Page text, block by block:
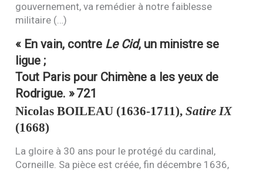
gouvernement, va remédier à notre faiblesse
militaire (…)
« En vain, contre Le Cid, un ministre se
ligue ;
Tout Paris pour Chimène a les yeux de
Rodrigue. »721
NicolasBOILEAU (1636-1711),Satire IX
(1668)
La gloire à 30 ans pour le protégé du cardinal,
Corneille. Sa pièce est créée, fin décembre 1636,